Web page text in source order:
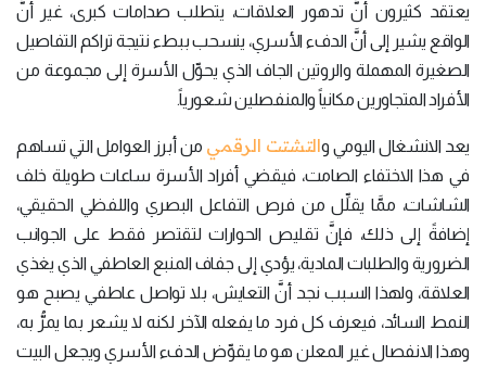
يعتقد كثيرون أنَّ تدهور العلاقات، يتطلب صدامات كبرى، غير أنَّ
الواقع يشير إلى أنَّ الدفء الأسري، ينسحب ببطء نتيجة تراكم التفاصيل
الصغيرة المهملة والروتين الجاف الذي يحوِّل الأسرة إلى مجموعة من
الأفراد المتجاورين مكانياً والمنفصلين شعورياً.
يعد الانشغال اليومي والتشتت الرقمي من أبرز العوامل التي تساهم
في هذا الاختفاء الصامت، فيقضي أفراد الأسرة ساعات طويلة خلف
الشاشات، ممَّا يقلِّل من فرص التفاعل البصري واللفظي الحقيقي،
إضافةً إلى ذلك، فإنَّ تقليص الحوارات لتقتصر فقط على الجوانب
الضرورية والطلبات المادية، يؤدي إلى جفاف المنبع العاطفي الذي يغذي
العلاقة، ولهذا السبب نجد أنَّ التعايش، بلا تواصل عاطفي يصبح هو
النمط السائد، فيعرف كل فرد ما يفعله الآخر لكنه لا يشعر بما يمرُّ به،
وهذا الانفصال غير المعلن هو ما يقوِّض الدفء الأسري ويجعل البيت